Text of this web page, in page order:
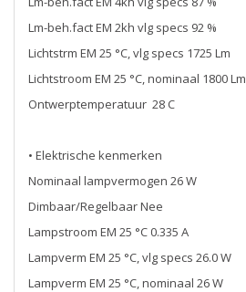
Lm-beh.fact EM 2kh vlg specs 92 %
Lichtstrm EM 25 °C, vlg specs 1725 Lm
Lichtstroom EM 25 °C, nominaal 1800 Lm
Ontwerptemperatuur 28 C
• Elektrische kenmerken
Nominaal lampvermogen 26 W
Dimbaar/Regelbaar Nee
Lampstroom EM 25 °C 0.335 A
Lampverm EM 25 °C, vlg specs 26.0 W
Lampverm EM 25 °C, nominaal 26 W